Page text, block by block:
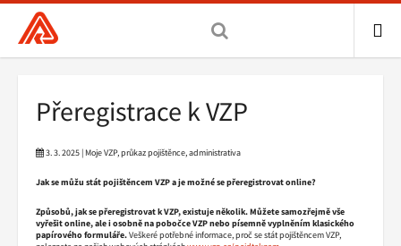
Všeobecná
zdravotní
hlavní
Drobečková
navigace
Přeregistrace k VZP
3. 3. 2025 | Moje VZP, průkaz pojištěnce, administrativa
Jak se můžu stát pojištěncem VZP a je možné se přeregistrovat online?
Způsobů, jak se přeregistrovat k VZP, existuje několik. Můžete samozřejmě vše
vyřešit online, ale i osobně na pobočce VZP nebo písemně vyplněním klasického
papírového formuláře.Veškeré potřebné informace, proč se stát pojištěncem VZP,